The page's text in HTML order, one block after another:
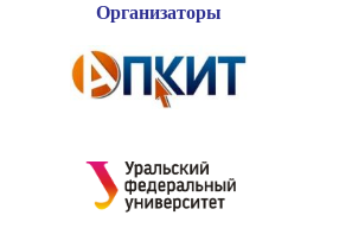
Организаторы